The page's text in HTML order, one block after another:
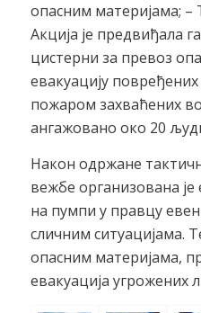
опасним материјама; –
Акција је предвиђала
цистерни за превоз
евакуацију
пожаром захваћених
ангажовано око 20
Након одржане
вежбе организована је
на пумпи у правцу
сличним ситуацијама.
опасним материјама,
евакуација угрожених